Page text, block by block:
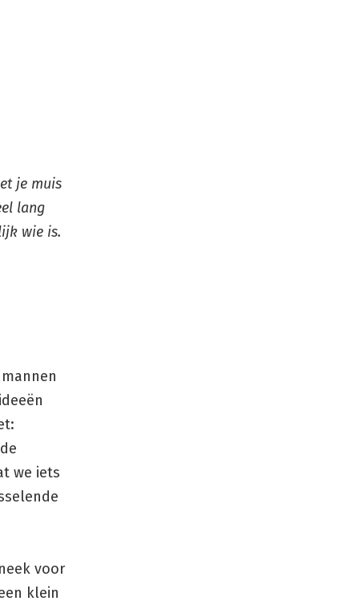
je muis
lang
wie is.
we iets
voor
klein